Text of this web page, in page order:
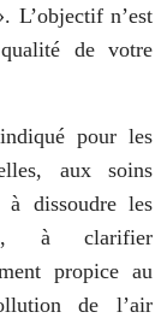
L’objectif n’est
de votre
pour les
aux soins
dissoudre les
à clarifier
propice au
de l’air